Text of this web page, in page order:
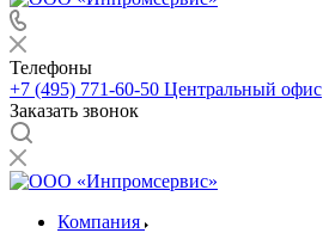
Телефоны
+7 (495) 771-60-50 Центральный офис
Заказать звонок
Компания